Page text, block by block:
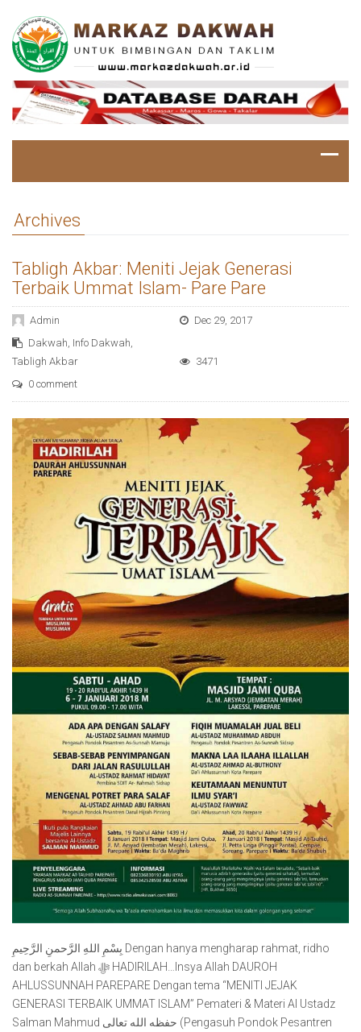
Archives
Tabligh Akbar: Meniti Jejak Generasi
Terbaik Ummat Islam- Pare Pare
Admin
Dec 29, 2017
Dakwah Info Dakwah
Tabligh Akbar
3471
0 comment
ﺑِﺴْﻢِ ﺍﻟﻠﻪِ ﺍﻟﺮَّﺣﻤﻦِ ﺍﻟﺮَّﺣِﻴﻢِ Dengan hanya mengharap rahmat, ridho
dan berkah Allah ﷻ HADIRILAH…Insya Allah DAUROH
AHLUSSUNNAH PAREPARE Dengan tema “MENITI JEJAK
GENERASI TERBAIK UMMAT ISLAM” Pemateri & Materi Al Ustadz
Salman Mahmud حفظه الله تعالى (Pengasuh Pondok Pesantren